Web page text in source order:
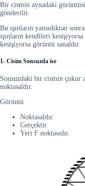
Bir cismin aynadaki
gönderilir.
Bu ışınların yansıdıktan
ışınların kendileri kesişiyorsa
kesişiyorsa görüntü sanaldır.
1- Cisim Sonsuzda ise
Sonsuzdaki bir cismin çukur
noktasaldır.
Görüntü
Noktasaldır.
Gerçektir.
Yeri F noktasıdır.